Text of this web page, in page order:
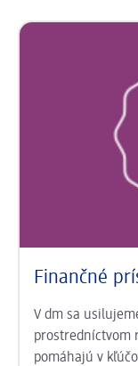
Finančné
V dm sa
prostredníctvom
pomáhajú v